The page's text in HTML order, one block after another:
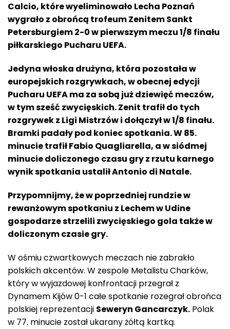
Calcio, które wyeliminowało Lecha Poznań
wygrało z obrońcą trofeum Zenitem Sankt
Petersburgiem 2-0 w pierwszym meczu 1/8 finału
piłkarskiego Pucharu UEFA.
Jedyna włoska drużyna, która pozostała w
europejskich rozgrywkach, w obecnej edycji
Pucharu UEFA ma za sobą już dziewięć meczów,
w tym sześć zwycięskich. Zenit trafił do tych
rozgrywek z Ligi Mistrzów i dołączył w 1/8 finału.
Bramki padały pod koniec spotkania. W 85.
minucie trafił Fabio Quagliarella, a w siódmej
minucie doliczonego czasu gry z rzutu karnego
wynik spotkania ustaliłAntonio di Natale.
Przypomnijmy, że w poprzedniej rundzie w
rewanżowym spotkaniu z Lechem w Udine
gospodarze strzelili zwycięskiego gola także w
doliczonym czasie gry.
W ośmiu czwartkowych meczach nie zabrakło
polskich akcentów. W zespole Metalistu Charków,
który w wyjazdowej konfrontacji przegrał z
Dynamem Kijów 0-1 całe spotkanie rozegrał obrońca
polskiej reprezentacji Seweryn Gancarczyk. Polak
w 77. minucie został ukarany żółtą kartką.